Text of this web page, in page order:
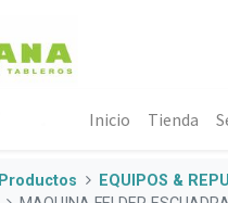
Inicio Tienda
Productos
EQUIPOS &